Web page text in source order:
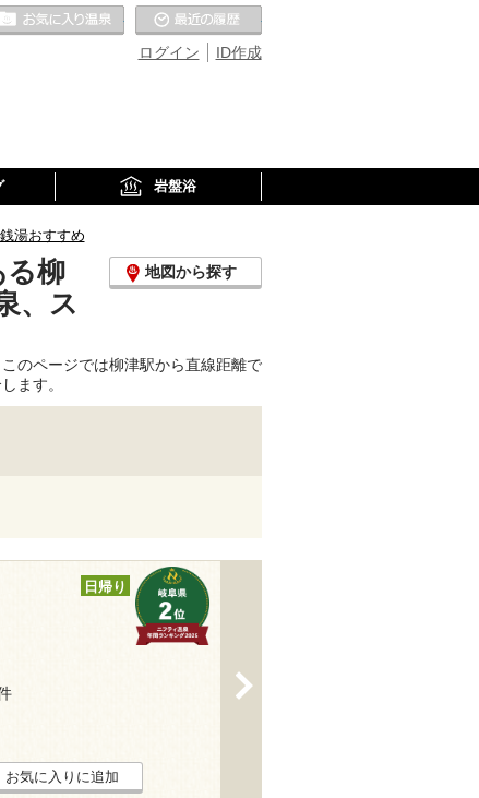
ID作成
ログイン
お気に入りの温泉
岩盤浴
湯おすすめ
る柳
、ス
地図から探す
のページでは柳津駅から直線距離で
ます。
日帰り
お気に入りに追加